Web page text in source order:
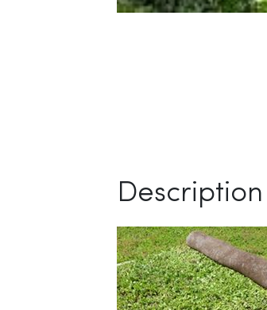
Description